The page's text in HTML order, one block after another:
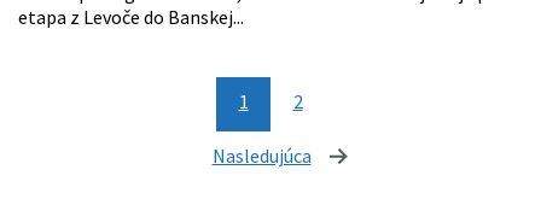
etapa z Levoče do Banskej...
1 2
Nasledujúca stránka